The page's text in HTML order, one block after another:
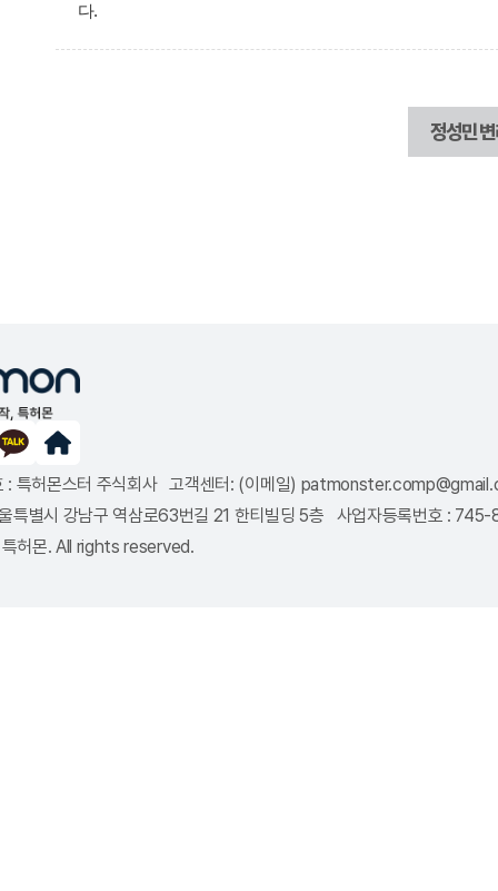
다.
정성민
: 특허몬스터 주식회사 고객센터: (이메일)
특별시 강남구 역삼로63번길 21 한티빌딩 5층 사업자등록번호 :
허몬. All rights reserved.